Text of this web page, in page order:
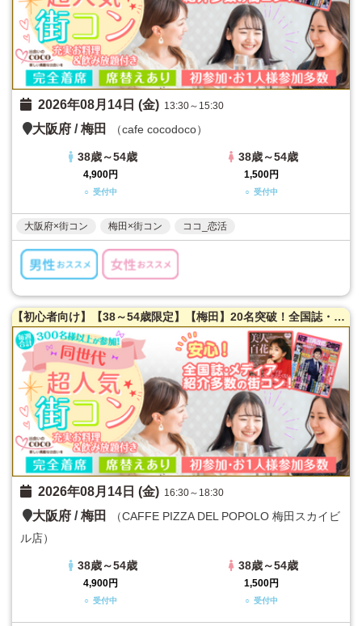
2026年08月14日 (金) 13:30～15:30
大阪府 /梅田 （cafe cocodoco）
38歳～54歳
4,900円
○ 受付中
38歳～54歳
1,500円
○ 受付中
大阪府×街コン 梅田×街コン ココ_恋活
【初心者向け】【38～54歳限定】【梅田】20名突破！全国誌・美人百花に取材を受けた大阪で一番出会える街コン♪超オシャレ隠れ家カフェ貸切☆同世代で楽しむ♪【充実お料理＆飲み放題付】【カジュアルな雰囲気】だから交流しやすい♪LINE交換自由＆席替えあり！
2026年08月14日 (金) 16:30～18:30
大阪府 /梅田
（CAFFE PIZZA DEL POPOLO 梅田スカイビ
ル店）
38歳～54歳
4,900円
○ 受付中
38歳～54歳
1,500円
○ 受付中